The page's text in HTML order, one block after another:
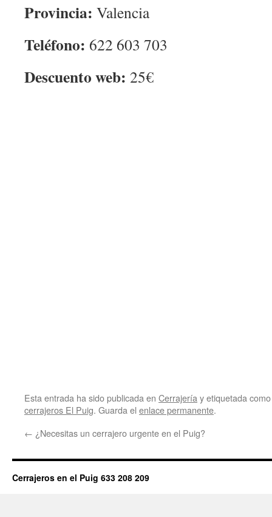
Provincia: Valencia
Teléfono: 622 603 703
Descuento web: 25€
Esta entrada ha sido publicada en Cerrajería y etiquetada
cerrajeros El Puig. Guarda el enlace permanente.
← ¿Necesitas un cerrajero urgente en el Puig?
Cerrajeros en el Puig 633 208 209